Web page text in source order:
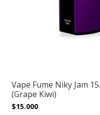
Vape Fume Niky Jam
(Grape Kiwi)
$15.000